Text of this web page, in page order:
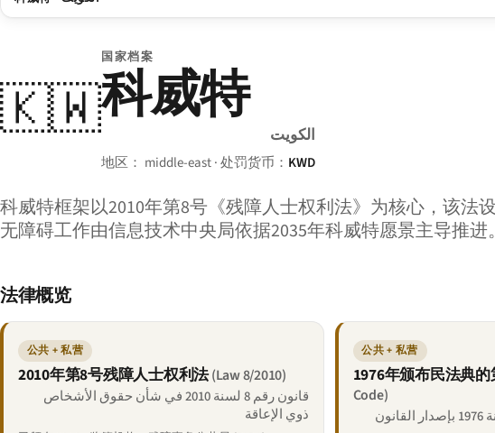
🇰🇼
国家档案
科威特
الكويت
地区： middle-east · 处罚货币： KWD
科威特框架以2010年第8号《残障人士权利法》为核心，该法
无障碍工作由信息技术中央局依据2035年科威特愿景主导推进。
法律概览
公共 + 私营
2010年第8号残障人士权利法(Law 8/2010)
قانون رقم 8 لسنة 2010 في شأن حقوق الأشخاص
ذوي الإعاقة
公共 + 私营
1976年颁布民法典
Code)
مرسوم بقانون رقم 116 لسنة 1976 بإصدار القانون